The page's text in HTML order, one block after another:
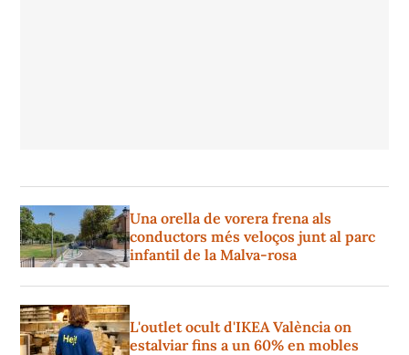
Una orella de vorera frena als
conductors més veloços junt al parc
infantil de la Malva-rosa
L'outlet ocult d'IKEA València on
estalviar fins a un 60% en mobles